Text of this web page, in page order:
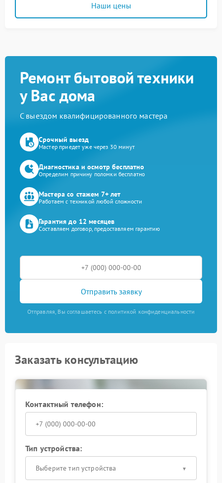
Наши цены
Ремонт бытовой техники
у Вас дома
С выездом квалифицированного мастера
Срочный выезд
Мастер приедет уже через 30 минут
Диагностика и осмотр бесплатно
Определим причину поломки бесплатно
Мастера со стажем 7+ лет
Работаем с техникой любой сложности
Гарантия до 12 месяцев
Составляем договор, предоставляем гарантию
Отправить заявку
Отправляя, Вы соглашаетесь с политикой конфиденциальности
Заказать консультацию
Контактный телефон:
Тип устройства:
Выберите тип устройства